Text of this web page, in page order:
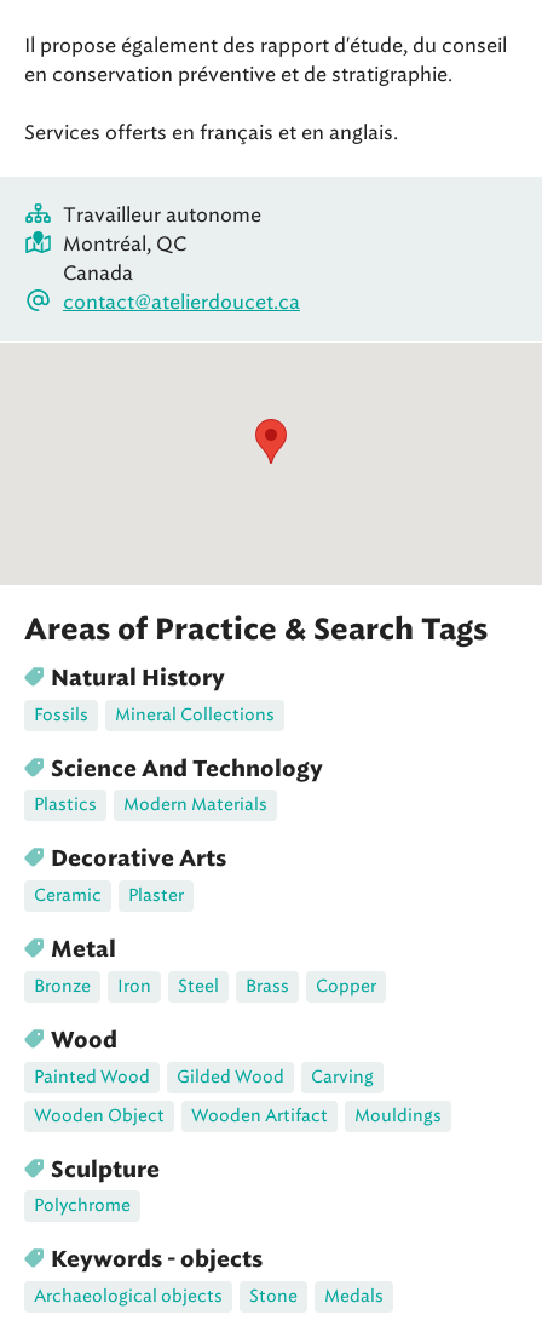
Il propose également des rapport d'étude, du conseil
en conservation préventive et de stratigraphie.
Services offerts en français et en anglais.
Travailleur autonome
Montréal, QC
Canada
contact@atelierdoucet.ca
Areas of Practice & Search Tags
Natural History
Fossils Mineral Collections
Science And Technology
Plastics Modern Materials
Decorative Arts
Ceramic Plaster
Metal
Bronze Iron Steel Brass Copper
Wood
Painted Wood Gilded Wood
Carving
Wooden Object
Wooden Artifact Mouldings
Sculpture
Polychrome
Keywords - objects
Archaeological objects Stone Medals